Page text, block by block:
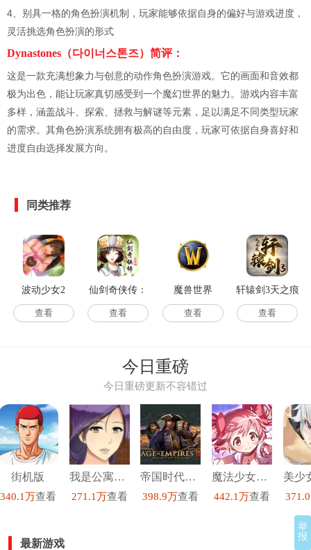
4、别具一格的角色扮演机制，玩家能够依据自身的偏好与游戏进度，
灵活挑选角色扮演的形式
Dynastones（다이너스톤즈）简评：
这是一款充满想象力与创意的动作角色扮演游戏。它的画面和音效都
极为出色，能让玩家真切感受到一个魔幻世界的魅力。游戏内容丰富
多样，涵盖战斗、探索、拯救与解谜等元素，足以满足不同类型玩家
的需求。其角色扮演系统拥有极高的自由度，玩家可依据自身喜好和
进度自由选择发展方向。
同类推荐
波动少女2
查看
仙剑奇侠传：
新的开始
查看
魔兽世界
查看
轩辕剑3天之痕
手机版
查看
今日重磅
今日重磅更新不容错过
街机版
340.1万查看
我是公寓管理员汉化版
271.1万查看
帝国时代3手机版
398.9万查看
魔法少女小圆手机版
442.1万查看
最新游戏
举
报